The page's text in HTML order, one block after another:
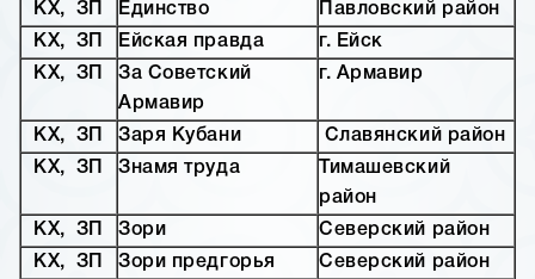
КХ, ЗП
Единство
Павловский район
КХ, ЗП
Ейская правда
г. Ейск
КХ, ЗП
За Советский
Армавир
г. Армавир
КХ, ЗП Заря Кубани
Славянский район
КХ, ЗП
Знамя труда
Тимашевский
район
КХ, ЗП
Зори
Северский район
КХ, ЗП
Зори предгорья
Северский район